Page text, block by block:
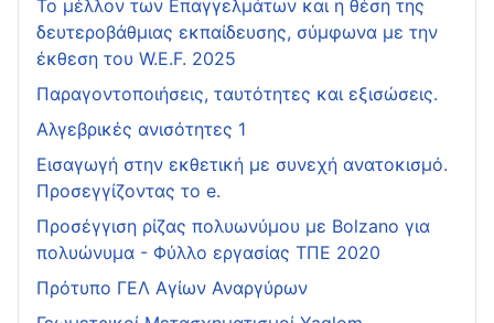
Το μέλλον των Επαγγελμάτων και η θέση της
δευτεροβάθμιας εκπαίδευσης, σύμφωνα με την
έκθεση του W.E.F. 2025
Παραγοντοποιήσεις, ταυτότητες και εξισώσεις.
Αλγεβρικές ανισότητες 1
Εισαγωγή στην εκθετική με συνεχή ανατοκισμό.
Προσεγγίζοντας το e.
Προσέγγιση ρίζας πολυωνύμου με Bolzano για
πολυώνυμα - Φύλλο εργασίας ΤΠΕ 2020
Πρότυπο ΓΕΛ Αγίων Αναργύρων